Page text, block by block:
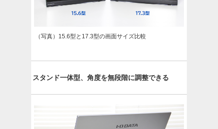
（写真）15.6型と17.3型の画面サイズ比較
スタンド一体型、角度を無段階に調整できる